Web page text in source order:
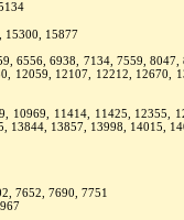
15300, 15877
6556, 6938, 7134, 7559, 8047,
12059, 12107, 12212, 12670,
10969, 11414, 11425, 12355,
13844, 13857, 13998, 14015,
7652, 7690, 7751